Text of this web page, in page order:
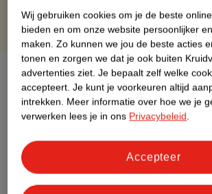
Over dit product
Productinformatie
Etiketinformatie
Nature Impact Score
Wij gebruiken cookies om je de beste
bieden en om onze website persoonlijker
maken. Zo kunnen we jou de beste acties
tonen en zorgen we dat je ook buiten
advertenties ziet. Je bepaalt zelf welke
accepteert. Je kunt je voorkeuren altijd
intrekken. Meer informatie over hoe we je
verwerken lees je in ons Privacybeleid.
Accepteer